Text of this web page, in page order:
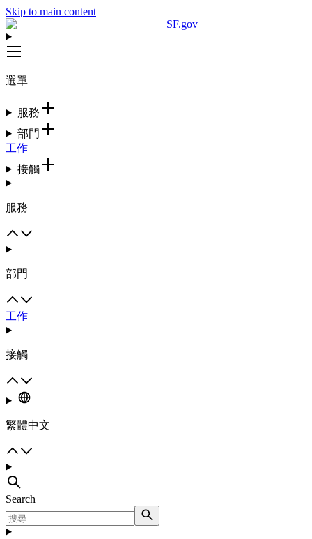
Skip to main content
SF.gov
選單
服務
部門
工作
接觸
服務
部門
工作
接觸
繁體中文
Search